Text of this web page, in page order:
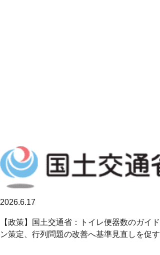
2026.6.17
【政策】国土交通省：トイレ便器数のガイ
ン策定、行列問題の改善へ基準見直しを促す